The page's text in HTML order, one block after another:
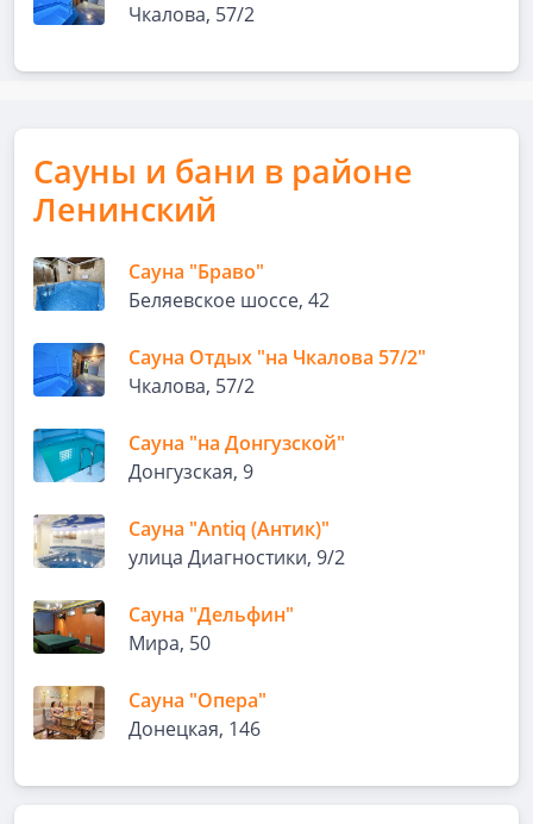
Чкалова, 57/2
Сауны и бани в районе
Ленинский
Сауна "Браво"
Беляевское шоссе, 42
Сауна Отдых "на Чкалова 57/2"
Чкалова, 57/2
Сауна "на Донгузской"
Донгузская, 9
Сауна "Antiq (Антик)"
улица Диагностики, 9/2
Сауна "Дельфин"
Мира, 50
Сауна "Опера"
Донецкая, 146